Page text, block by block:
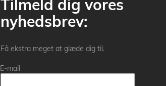
Tilmeld dig vores
nyhedsbrev:
Få ekstra meget at glæde dig til.
E-mail